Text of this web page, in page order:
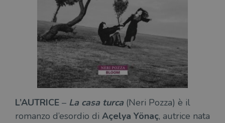
L’AUTRICE – La casa turca (Neri Pozza) è il
romanzo d’esordio di Açelya Yönaç, autrice nata